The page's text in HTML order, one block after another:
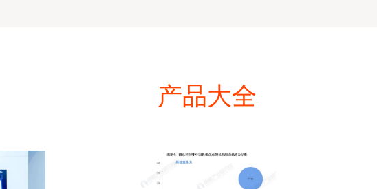
产品大全